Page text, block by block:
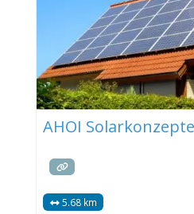
AHOI
5.68 km